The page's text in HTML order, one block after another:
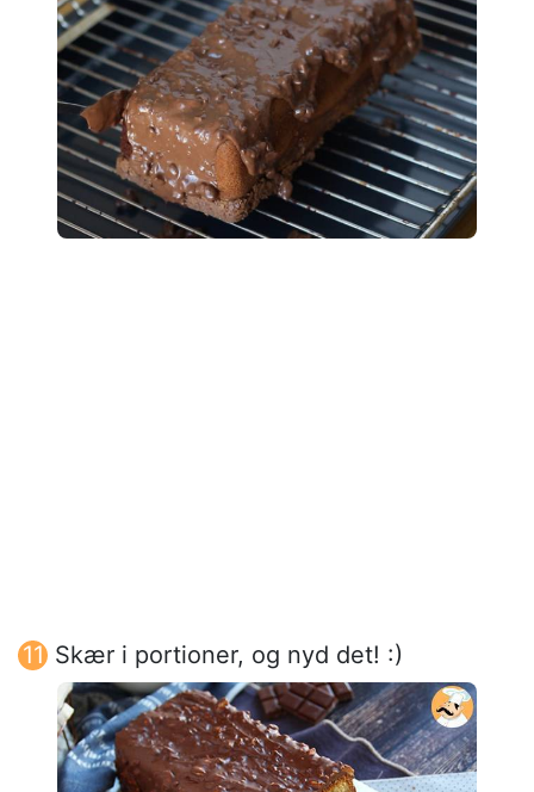
Skær i portioner, og nyd det! :)